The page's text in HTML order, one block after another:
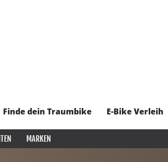
Finde dein Traumbike E-Bike Verleih
MARKEN